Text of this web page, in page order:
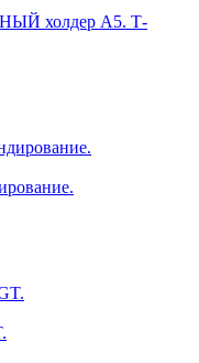
холдер А5. Т-